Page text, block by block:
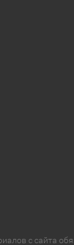
с сайта